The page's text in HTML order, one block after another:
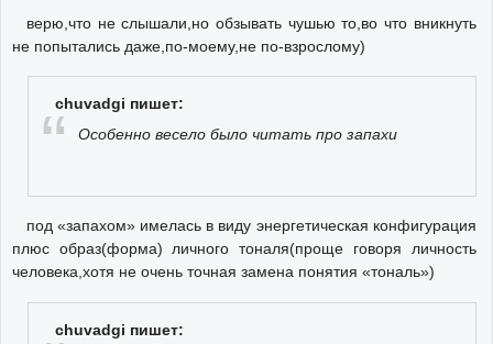
верю,что не слышали,но обзывать чушью то,во что вникнуть
не попытались даже,по-моему,не по-взрослому)
chuvadgi пишет:
Особенно весело было читать про запахи
под «запахом» имелась в виду энергетическая конфигурация
плюс образ(форма) личного тоналя(проще говоря личность
человека,хотя не очень точная замена понятия «тональ»)
chuvadgi пишет: